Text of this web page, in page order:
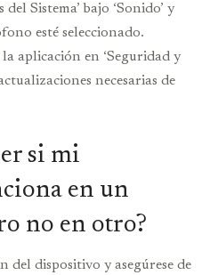
Sistema’ bajo ‘Sonido’ y
esté seleccionado.
aplicación en ‘Seguridad y
necesarias de
si mi
en un
no en otro?
del dispositivo y asegúrese de